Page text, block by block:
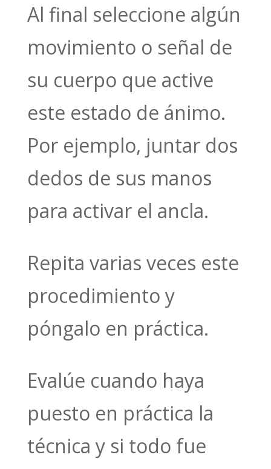
Al final seleccione algún
movimiento o señal de
su cuerpo que active
este estado de ánimo.
Por ejemplo, juntar dos
dedos de sus manos
para activar el ancla.
Repita varias veces este
procedimiento y
póngalo en práctica.
Evalúe cuando haya
puesto en práctica la
técnica y si todo fue